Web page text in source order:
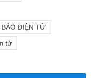
BÁO ĐIỆN TỬ
tử